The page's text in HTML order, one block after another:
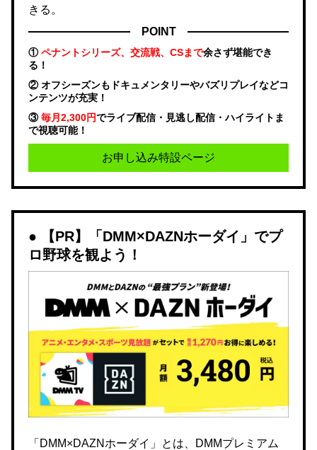
きる。
POINT
①ペナントシリーズ、交流戦、CSまで余さず堪能でき
る！
② オフシーズンもドキュメンタリーやバズリプレイなどコ
ンテンツが充実！
③毎月2,300円でライブ配信・見逃し配信・ハイライトま
で視聴可能！
お申し込み特設ページ
【PR】「DMM×DAZNホーダイ」でプ
ロ野球を観よう！
「DMM×DAZNホーダイ」とは、DMMプレミアム